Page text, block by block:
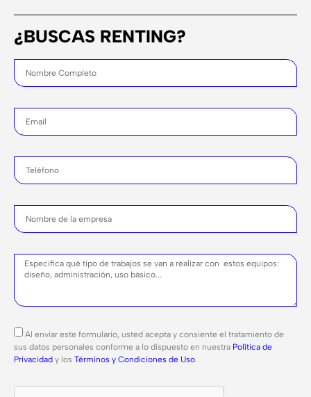
¿BUSCAS RENTING?
Al enviar este formulario, usted acepta y consiente el tratamiento de
sus datos personales conforme a lo dispuesto en nuestra Política de
Privacidad y los Términos y Condiciones de Uso.